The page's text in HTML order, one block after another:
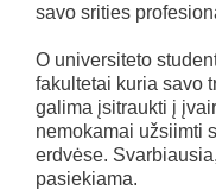
savo srities
O universiteto
fakultetai kuria savo
galima įsitraukti į
nemokamai užsiimti
erdvėse.
pasiekiama.